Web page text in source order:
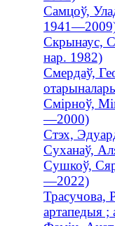
Самцоў,
Скрынаус,
нар. 1982)
Смердаў,
Смірноў,
—2000)
Стэх,
Суханаў,
Сушкоў,
—2022)
Трасучова,
артапедыя ;